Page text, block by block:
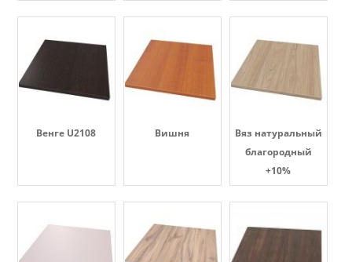
Венге U2108 Вишня
Вяз натуральный
благородный
+10%